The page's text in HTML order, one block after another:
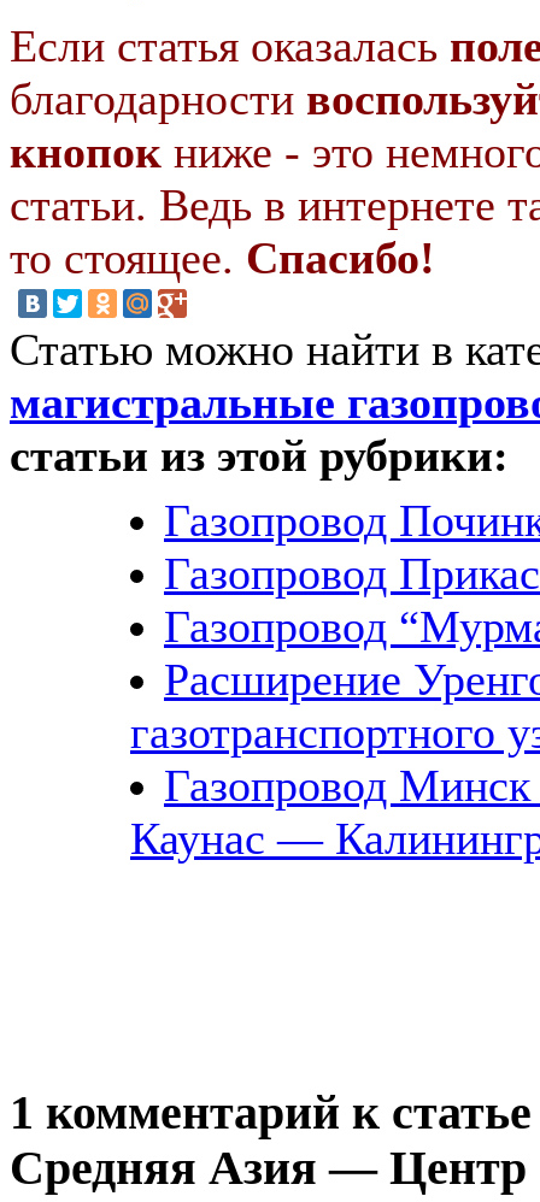
Если статья оказалась
благодарности
кнопок ниже - это
статьи. Ведь в интернете
то стоящее. Спасибо!
Статью можно найти в
магистральные
статьи из этой рубрики:
Газопровод
Газопровод
Газопровод
Расширение
газотранспортного
Газопровод
Каунас —
1 комментарий к
Средняя Азия — Центр